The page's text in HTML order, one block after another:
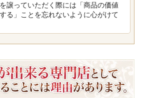
譲っていただく際には「商品の価値
る」ことを忘れないように心がけて